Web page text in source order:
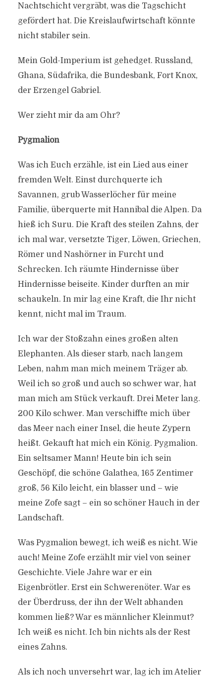
Nachtschicht vergräbt, was die Tagschicht
gefördert hat. Die Kreislaufwirtschaft könnte
nicht stabiler sein.
Mein Gold-Imperium ist gehedget. Russland,
Ghana, Südafrika, die Bundesbank, Fort Knox,
der Erzengel Gabriel.
Wer zieht mir da am Ohr?
Pygmalion
Was ich Euch erzähle, ist ein Lied aus einer
fremden Welt. Einst durchquerte ich
Savannen, grub Wasserlöcher für meine
Familie, überquerte mit Hannibal die Alpen. Da
hieß ich Suru. Die Kraft des steilen Zahns, der
ich mal war, versetzte Tiger, Löwen, Griechen,
Römer und Nashörner in Furcht und
Schrecken. Ich räumte Hindernisse über
Hindernisse beiseite. Kinder durften an mir
schaukeln. In mir lag eine Kraft, die Ihr nicht
kennt, nicht mal im Traum.
Ich war der Stoßzahn eines großen alten
Elephanten. Als dieser starb, nach langem
Leben, nahm man mich meinem Träger ab.
Weil ich so groß und auch so schwer war, hat
man mich am Stück verkauft. Drei Meter lang.
200 Kilo schwer. Man verschiffte mich über
das Meer nach einer Insel, die heute Zypern
heißt. Gekauft hat mich ein König. Pygmalion.
Ein seltsamer Mann! Heute bin ich sein
Geschöpf, die schöne Galathea, 165 Zentimer
groß, 56 Kilo leicht, ein blasser und – wie
meine Zofe sagt – ein so schöner Hauch in der
Landschaft.
Was Pygmalion bewegt, ich weiß es nicht. Wie
auch! Meine Zofe erzählt mir viel von seiner
Geschichte. Viele Jahre war er ein
Eigenbrötler. Erst ein Schwerenöter. War es
der Überdruss, der ihn der Welt abhanden
kommen ließ? War es männlicher Kleinmut?
Ich weiß es nicht. Ich bin nichts als der Rest
eines Zahns.
Als ich noch unversehrt war, lag ich im Atelier